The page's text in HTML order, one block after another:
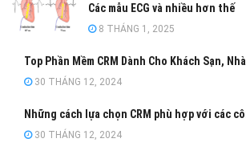
Các mẫu ECG và nhiều hơn thế
8 THÁNG 1, 2025
Top Phần Mềm CRM Dành Cho Khách Sạn,
30 THÁNG 12, 2024
Những cách lựa chọn CRM phù hợp với các
30 THÁNG 12, 2024